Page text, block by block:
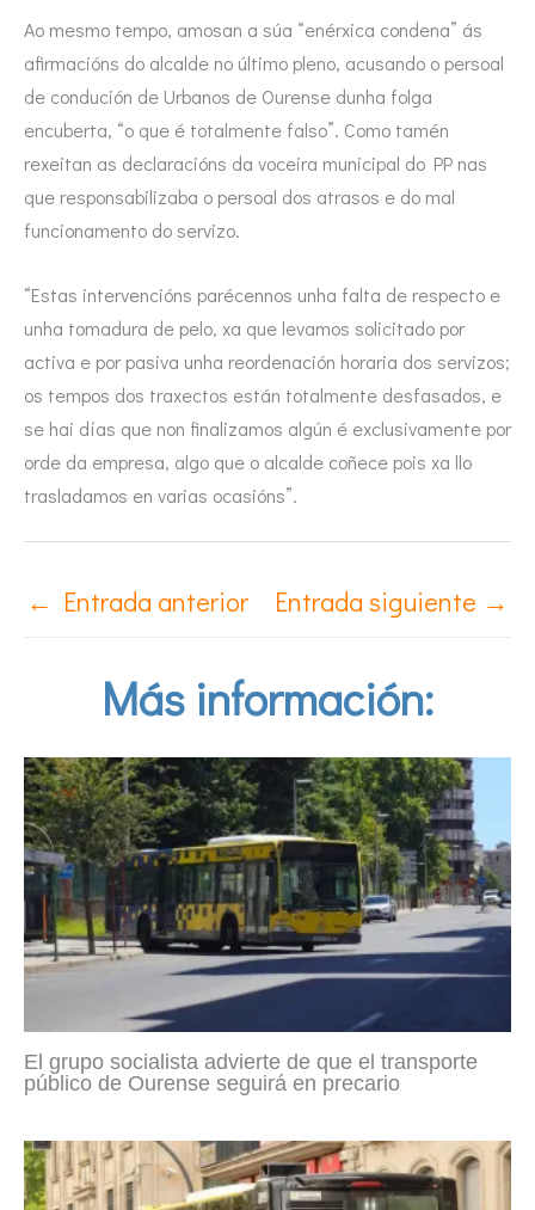
Ao mesmo tempo, amosan a súa “enérxica condena” ás
afirmacións do alcalde no último pleno, acusando o persoal
de condución de Urbanos de Ourense dunha folga
encuberta, “o que é totalmente falso”. Como tamén
rexeitan as declaracións da voceira municipal do PP nas
que responsabilizaba o persoal dos atrasos e do mal
funcionamento do servizo.
“Estas intervencións parécennos unha falta de respecto e
unha tomadura de pelo, xa que levamos solicitado por
activa e por pasiva unha reordenación horaria dos servizos;
os tempos dos traxectos están totalmente desfasados, e
se hai días que non finalizamos algún é exclusivamente por
orde da empresa, algo que o alcalde coñece pois xa llo
trasladamos en varias ocasións”.
← Entrada anterior Entrada siguiente →
Más información:
El grupo socialista advierte de que el transporte
público de Ourense seguirá en precario